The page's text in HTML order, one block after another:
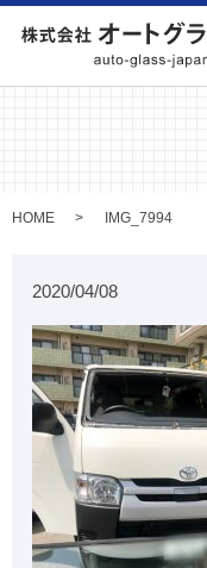
HOME IMG_7994
2020/04/08